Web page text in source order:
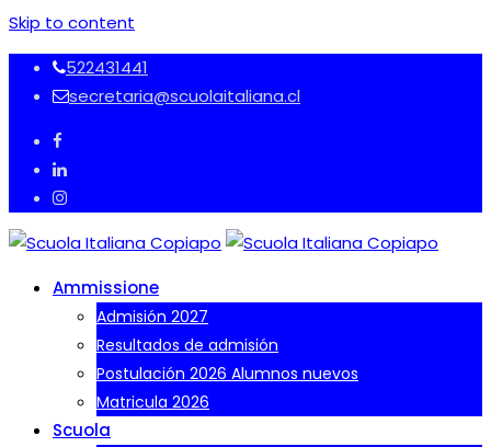
Skip to content
522431441
secretaria@scuolaitaliana.cl
Ammissione
Admisión 2027
Resultados de admisión
Postulación 2026 Alumnos nuevos
Matricula 2026
Scuola